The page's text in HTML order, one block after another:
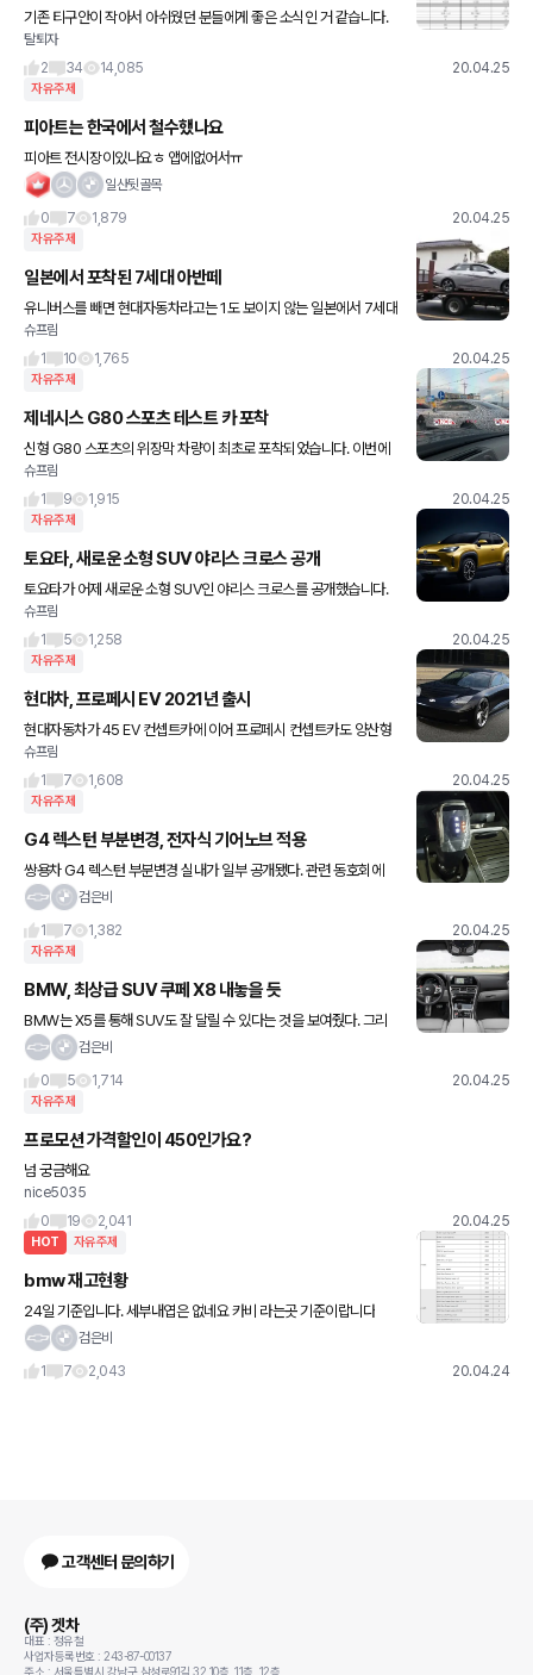
기존 티구안이 작아서 아쉬웠던 분들에게 좋은 소식인 거 같습니다.
저번 올스페이스는 5인승으로 출시됐었는데, 이번에는 7인승으로
출시했네요. 아쉬운 점은 국내엔 신형 190마력 엔진이 아닌 150
탈퇴자
2
34 14,085 20.04.25
자유주제
피아트는 한국에서 철수했나요
피아트 전시장이있나요ㅎ 앱에없어서ㅠ
일산뒷골목
0
7 1,879 20.04.25
자유주제
일본에서 포착된 7세대 아반떼
유니버스를 빼면 현대자동차라고는 1도 보이지 않는 일본에서 7세대
아반떼가 포착됐다고 합니다. 좀 의외인데. 일본인 개인이 직구를 한
건지, 아니면 현대차 연구원이 테스트를 목적으로 들여온 것인지는
슈프림
1
10 1,765 20.04.25
자유주제
제네시스 G80 스포츠 테스트 카 포착
신형 G80 스포츠의 위장막 차량이 최초로 포착되었습니다. 이번에
포착된 스파이샷을 보면 옆모습이 찍힌 사진 뿐이지만, 사이드 에어
덕트로 추정되는 부분이 있는 것을 보고 단번에 G80 스포츠의 신형
슈프림
1
9 1,915 20.04.25
자유주제
토요타, 새로운 소형 SUV 야리스 크로스 공개
토요타가 어제 새로운 소형 SUV인 야리스 크로스를 공개했습니다.
야리스 크로스는 이름에서 알 수 있듯이 야리스 해치백을 기반으로
슈프림
1
5 1,258 20.04.25
자유주제
현대차, 프로페시 EV 2021년 출시
현대자동차가 45 EV 컨셉트카에 이어 프로페시 컨셉트카도 양산형
이 나올 예정이라고 이상엽 부사장이 공식 발표했습니다. 이상엽 부
사장은 영국 자동차 매체인 오토익스프레스와의 인터뷰에서 프로페
시 컨
슈프림
1
7 1,608 20.04.25
자유주제
G4 렉스턴 부분변경, 전자식 기어노브 적용
쌍용차 G4 렉스턴 부분변경 실내가 일부 공개됐다. 관련 동호회에
게재된 G4 렉스턴 부분변경에는 전자식 기어노브(SBW)가 적용되
검은비
1
7 1,382 20.04.25
자유주제
BMW, 최상급 SUV 쿠페 X8 내놓을 듯
BMW는 X5를 통해 SUV도 잘 달릴 수 있다는 것을 보여줬다. 그리
고 X6를 내놓으면서 쿠페형 SUV 시대의 막을 올렸다. 이후 SUV 쿠
검은비
0
5 1,714 20.04.25
자유주제
프로모션 가격할인이 450인가요?
넘 궁금해요
nice5035
0
19 2,041 20.04.25
HOT 자유주제
bmw 재고현황
24일 기준입니다. 세부내엽은 없네요 카비 라는곳 기준이랍니다
검은비
1
7 2,043 20.04.24
고객센터 문의하기
(주) 겟차
대표 : 정유철
사업자등록번호 : 243-87-00137
주소 : 서울특별시 강남구 삼성로91길 32 10층, 11층, 12층